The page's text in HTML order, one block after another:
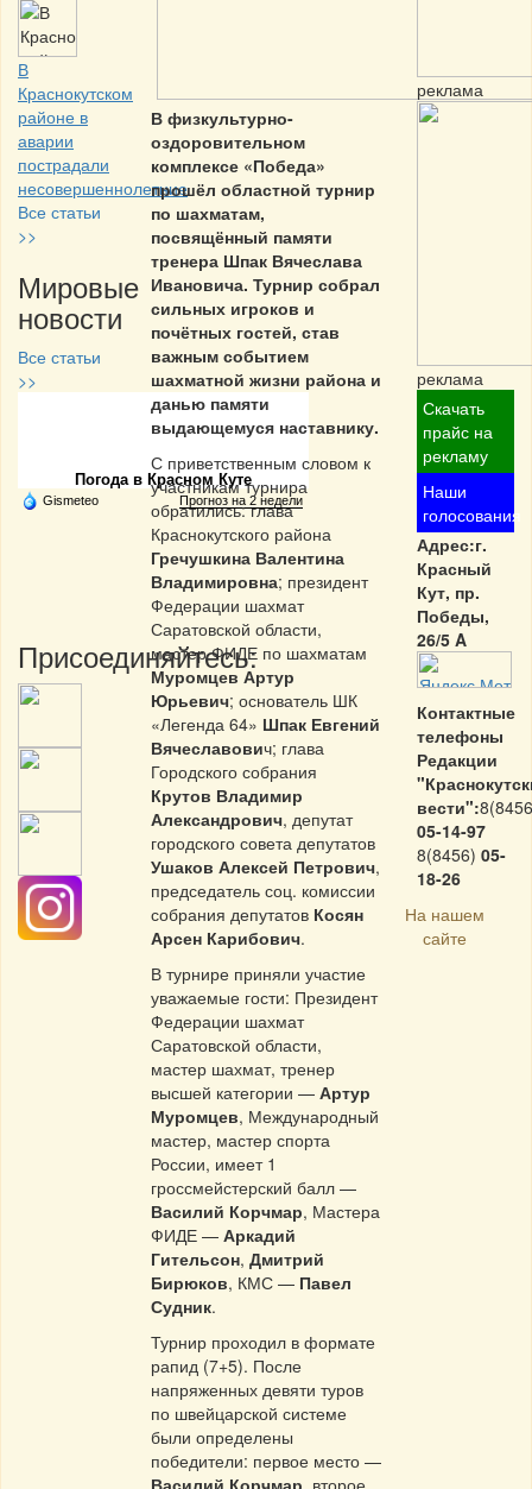
В
Краснокутском
районе в
аварии
пострадали
несовершеннолетние
Все статьи
>>
Мировые
новости
Все статьи
>>
Частная реклама
Погода в Красном Куте
Gismeteo Прогноз на 2 недели
Присоединяйтесь:
В физкультурно-
оздоровительном
комплексе «Победа»
прошёл областной турнир
по шахматам,
посвящённый памяти
тренера Шпак Вячеслава
Ивановича. Турнир собрал
сильных игроков и
почётных гостей, став
важным событием
шахматной жизни района и
данью памяти
выдающемуся наставнику.
С приветственным словом к
участникам турнира
обратились: глава
Краснокутского района
Гречушкина Валентина
Владимировна; президент
Федерации шахмат
Саратовской области,
мастер ФИДЕ по шахматам
Муромцев Артур
Юрьевич; основатель ШК
«Легенда 64» Шпак Евгений
Вячеславович; глава
Городского собрания
Крутов Владимир
Александрович, депутат
городского совета депутатов
Ушаков Алексей Петрович,
председатель соц. комиссии
собрания депутатов Косян
Арсен Карибович.
В турнире приняли участие
уважаемые гости: Президент
Федерации шахмат
Саратовской области,
мастер шахмат, тренер
высшей категории — Артур
Муромцев, Международный
мастер, мастер спорта
России, имеет 1
гроссмейстерский балл —
Василий Корчмар, Мастера
ФИДЕ — Аркадий
Гительсон, Дмитрий
Бирюков, КМС — Павел
Судник.
Турнир проходил в формате
рапид (7+5). После
напряженных девяти туров
по швейцарской системе
были определены
победители: первое место —
реклама
реклама
Скачать
прайс на
рекламу
Наши
голосования
Адрес:г.
Красный
Кут, пр.
Победы,
26/5 A
Контактные
телефоны
Редакции
вести":
05-14-97
8(8456) 05-
18-26
На нашем
сайте